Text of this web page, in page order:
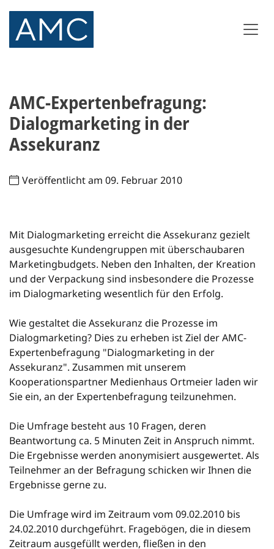
AMC-Expertenbefragung:
Dialogmarketing in der
Assekuranz
Veröffentlicht am 09. Februar 2010
Mit Dialogmarketing erreicht die Assekuranz gezielt
ausgesuchte Kundengruppen mit überschaubaren
Marketingbudgets. Neben den Inhalten, der Kreation
und der Verpackung sind insbesondere die Prozesse
im Dialogmarketing wesentlich für den Erfolg.
Wie gestaltet die Assekuranz die Prozesse im
Dialogmarketing? Dies zu erheben ist Ziel der AMC-
Expertenbefragung "Dialogmarketing in der
Assekuranz". Zusammen mit unserem
Kooperationspartner Medienhaus Ortmeier laden wir
Sie ein, an der Expertenbefragung teilzunehmen.
Die Umfrage besteht aus 10 Fragen, deren
Beantwortung ca. 5 Minuten Zeit in Anspruch nimmt.
Die Ergebnisse werden anonymisiert ausgewertet. Als
Teilnehmer an der Befragung schicken wir Ihnen die
Ergebnisse gerne zu.
Die Umfrage wird im Zeitraum vom 09.02.2010 bis
24.02.2010 durchgeführt. Fragebögen, die in diesem
Zeitraum ausgefüllt werden, fließen in den